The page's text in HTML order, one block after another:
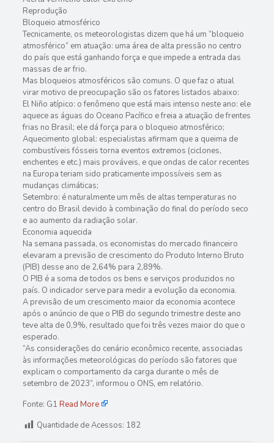
Reprodução
Bloqueio atmosférico
Tecnicamente, os meteorologistas dizem que há um “bloqueio
atmosférico” em atuação: uma área de alta pressão no centro
do país que está ganhando força e que impede a entrada das
massas de ar frio.
Mas bloqueios atmosféricos são comuns. O que faz o atual
virar motivo de preocupação são os fatores listados abaixo:
El Niño atípico: o fenômeno que está mais intenso neste ano: ele
aquece as águas do Oceano Pacífico e freia a atuação de frentes
frias no Brasil; ele dá força para o bloqueio atmosférico;
Aquecimento global: especialistas afirmam que a queima de
combustíveis fósseis torna eventos extremos (ciclones,
enchentes e etc.) mais prováveis, e que ondas de calor recentes
na Europa teriam sido praticamente impossíveis sem as
mudanças climáticas;
Setembro: é naturalmente um mês de altas temperaturas no
centro do Brasil devido à combinação do final do período seco
e ao aumento da radiação solar.
Economia aquecida
Na semana passada, os economistas do mercado financeiro
elevaram a previsão de crescimento do Produto Interno Bruto
(PIB) desse ano de 2,64% para 2,89%.
O PIB é a soma de todos os bens e serviços produzidos no
país. O indicador serve para medir a evolução da economia.
A previsão de um crescimento maior da economia acontece
após o anúncio de que o PIB do segundo trimestre deste ano
teve alta de 0,9%, resultado que foi três vezes maior do que o
esperado.
“As considerações do cenário econômico recente, associadas
às informações meteorológicas do período são fatores que
explicam o comportamento da carga durante o mês de
setembro de 2023”, informou o ONS, em relatório.
Fonte: G1 Read More
Quantidade de Acessos: 182